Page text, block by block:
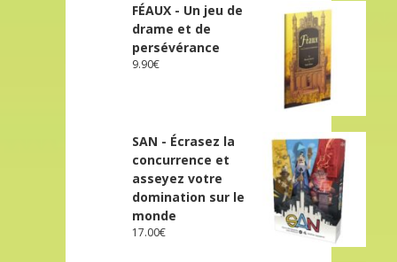
FÉAUX - Un jeu de
drame et de
persévérance
9.90€
SAN - Écrasez la
concurrence et
asseyez votre
domination sur le
monde
17.00€